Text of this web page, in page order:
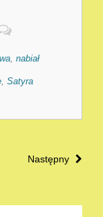
, nabiał
, Satyra
Następny